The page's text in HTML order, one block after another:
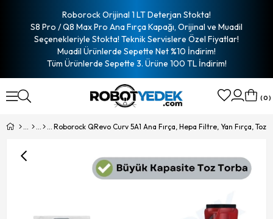
Roborock Orijinal 1 LT Deterjan Stokta!
S8 Pro / Q8 Max Pro Ana Fırça Kapağı, Orijinal ve Muadil
Seçenekleriyle Stokta! Teknik Servislere Özel Fiyatlar!
Muadil Ürünlerde Sepette Net %10 İndirim!
Tüm Ürünlerde Sepette 3. Ürüne 100 TL İndirim!
0